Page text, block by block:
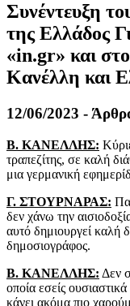
Συνέντευξη
της Ελλάδος
«in.gr» και
Κανέλλη και
12/06/2023 -
Β. ΚΑΝΕΛΛΗΣ:
τραπεζίτης, σε καλή
μια γερμανική
Γ. ΣΤΟΥΡΝΑΡΑΣ:
δεν χάνω την
αυτό δημιουργεί καλή
δημοσιογράφος.
Β. ΚΑΝΕΛΛΗΣ: Δεν
οποία εσείς
κάνει ακόμα πιο